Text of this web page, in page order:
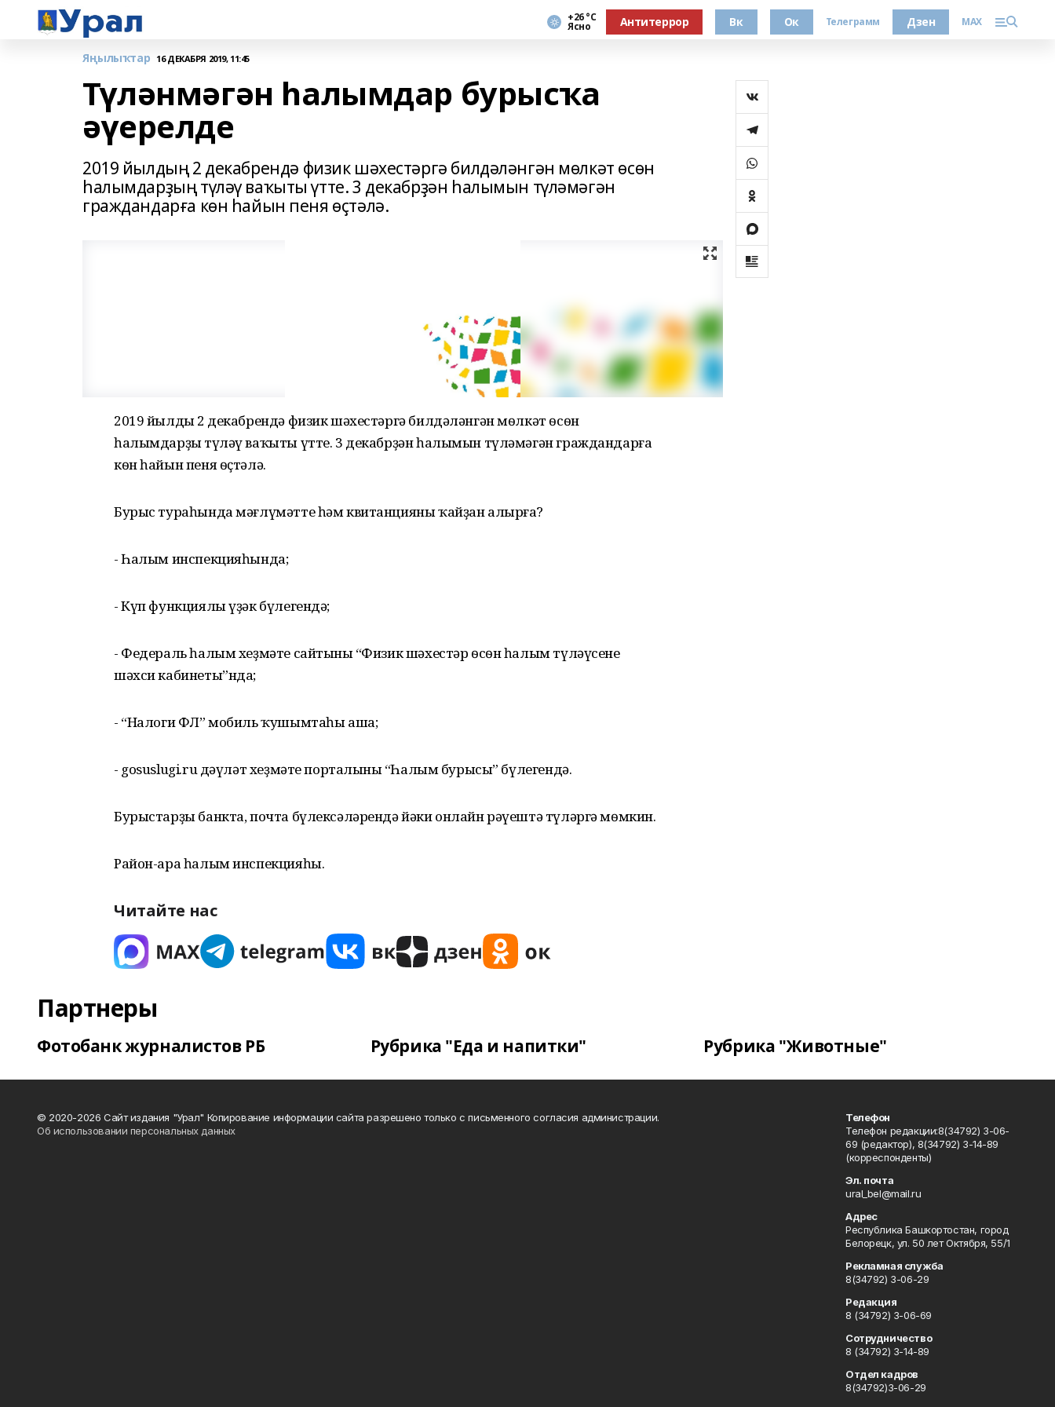
+26 °С
Ясно Антитеррор Вк Ок Телеграмм Дзен MAX
Яңылыҡтар 16 ДЕКАБРЯ 2019, 11:45
Түләнмәгән һалымдар бурысҡа
әүерелде
2019 йылдың 2 декабрендә физик шәхестәргә билдәләнгән мѳлкәт ѳсѳн
һалымдарҙың түләү ваҡыты үтте. 3 декабрҙән һалымын түләмәгән
граждандарға кѳн һайын пеня ѳҫтәлә.
2019 йылдың 2 декабрендә физик шәхестәргә билдәләнгән мѳлкәт ѳсѳн
һалымдарҙың түләү ваҡыты үтте. 3 декабрҙән һалымын түләмәгән граждандарға
кѳн һайын пеня ѳҫтәлә.
Бурыс тураһында мәғлүмәтте һәм квитанцияны ҡайҙан алырға?
- Һалым инспекцияһында;
- Күп функциялы үҙәк бүлегендә;
- Федераль һалым хеҙмәте сайтының “Физик шәхестәр ѳсѳн һалым түләүсенең
шәхси кабинеты”нда;
- “Налоги ФЛ” мобиль ҡушымтаһы аша;
- gosuslugi.ru дәүләт хеҙмәте порталының “Һалым бурысы” бүлегендә.
Бурыстарҙы банкта, почта бүлексәләрендә йәки онлайн рәүештә түләргә мѳмкин.
Район-ара һалым инспекцияһы.
Читайте нас
Партнеры
Фотобанк журналистов РБ Рубрика "Еда и напитки" Рубрика "Животные"
© 2020-2026 Сайт издания "Урал" Копирование информации сайта разрешено только с письменного согласия администрации.
Об использовании персональных данных
Телефон
Телефон редакции:8(34792) 3-06-
69 (редактор), 8(34792) 3-14-89
(корреспонденты)
Эл. почта
ural_bel@mail.ru
Адрес
Республика Башкортостан, город
Белорецк, ул. 50 лет Октября, 55/1
Рекламная служба
8(34792) 3-06-29
Редакция
8 (34792) 3-06-69
Сотрудничество
8 (34792) 3-14-89
Отдел кадров
8(34792)3-06-29